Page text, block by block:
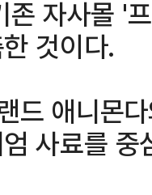
자사몰 '
것이다.
드 애니몬
사료를